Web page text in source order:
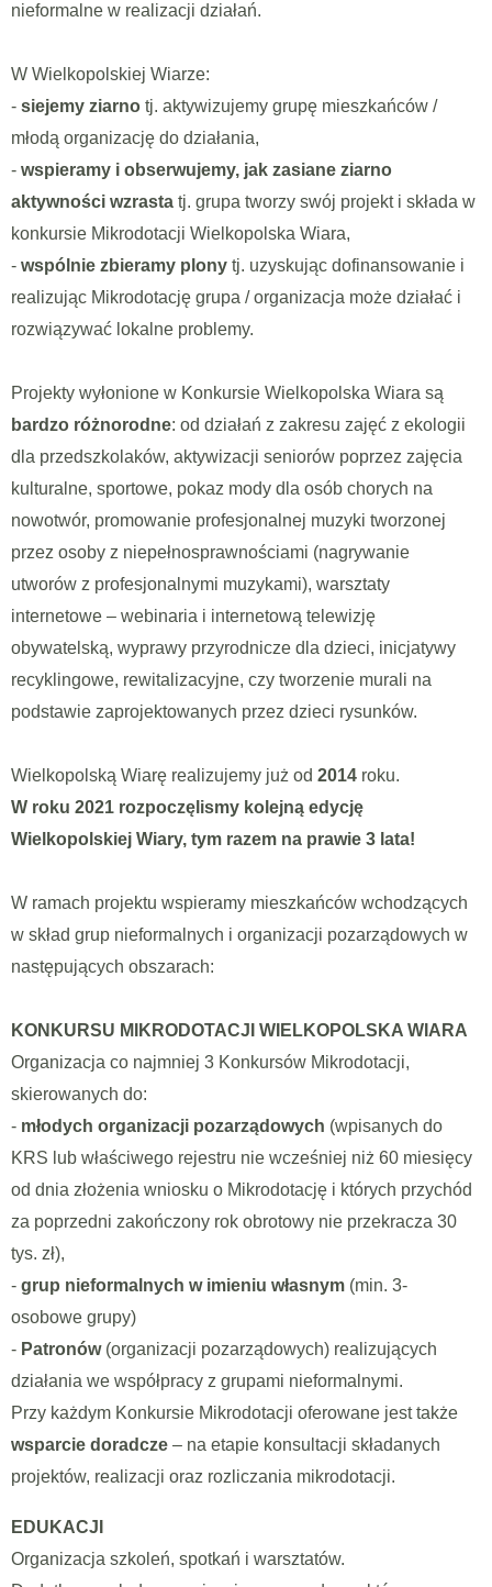
nieformalne w realizacji działań.
W Wielkopolskiej Wiarze:
- siejemy ziarno tj. aktywizujemy grupę mieszkańców /
młodą organizację do działania,
- wspieramy i obserwujemy, jak zasiane ziarno
aktywności wzrasta tj. grupa tworzy swój projekt i składa w
konkursie Mikrodotacji Wielkopolska Wiara,
- wspólnie zbieramy plony tj. uzyskując dofinansowanie i
realizując Mikrodotację grupa / organizacja może działać i
rozwiązywać lokalne problemy.
Projekty wyłonione w Konkursie Wielkopolska Wiara są
bardzo różnorodne: od działań z zakresu zajęć z ekologii
dla przedszkolaków, aktywizacji seniorów poprzez zajęcia
kulturalne, sportowe, pokaz mody dla osób chorych na
nowotwór, promowanie profesjonalnej muzyki tworzonej
przez osoby z niepełnosprawnościami (nagrywanie
utworów z profesjonalnymi muzykami), warsztaty
internetowe – webinaria i internetową telewizję
obywatelską, wyprawy przyrodnicze dla dzieci, inicjatywy
recyklingowe, rewitalizacyjne, czy tworzenie murali na
podstawie zaprojektowanych przez dzieci rysunków.
Wielkopolską Wiarę realizujemy już od 2014 roku.
W roku 2021 rozpoczęlismy kolejną edycję
Wielkopolskiej Wiary, tym razem na prawie 3 lata!
W ramach projektu wspieramy mieszkańców wchodzących
w skład grup nieformalnych i organizacji pozarządowych w
następujących obszarach:
KONKURSU MIKRODOTACJI WIELKOPOLSKA WIARA
Organizacja co najmniej 3 Konkursów Mikrodotacji,
skierowanych do:
- młodych organizacji pozarządowych (wpisanych do
KRS lub właściwego rejestru nie wcześniej niż 60 miesięcy
od dnia złożenia wniosku o Mikrodotację i których przychód
za poprzedni zakończony rok obrotowy nie przekracza 30
tys. zł),
- grup nieformalnych w imieniu własnym (min. 3-
osobowe grupy)
- Patronów (organizacji pozarządowych) realizujących
działania we współpracy z grupami nieformalnymi.
Przy każdym Konkursie Mikrodotacji oferowane jest także
wsparcie doradcze – na etapie konsultacji składanych
projektów, realizacji oraz rozliczania mikrodotacji.
EDUKACJI
Organizacja szkoleń, spotkań i warsztatów.